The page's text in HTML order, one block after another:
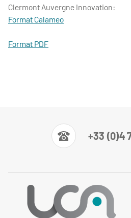
Clermont Auvergne Innovation:
Format Calameo
Format PDF
+33 (0)4